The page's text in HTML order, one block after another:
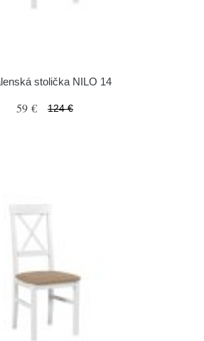
stolička NILO 14
59 € 124 €